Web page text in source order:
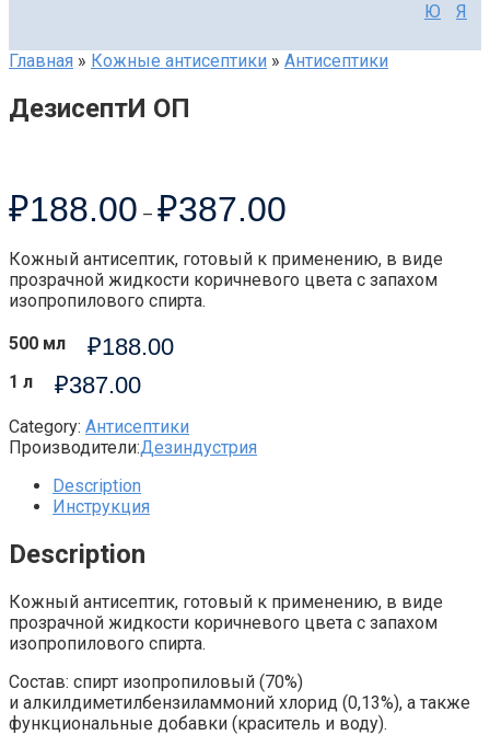
Ю Я
Главная » Кожные антисептики » Антисептики
ДезисептИ ОП
₽188.00 – ₽387.00
Кожный антисептик, готовый к применению, в виде
прозрачной жидкости коричневого цвета с запахом
изопропилового спирта.
500 мл ₽188.00
1 л ₽387.00
Category: Антисептики
Производители:Дезиндустрия
Description
Инструкция
Description
Кожный антисептик, готовый к применению, в виде
прозрачной жидкости коричневого цвета с запахом
изопропилового спирта.
Состав: спирт изопропиловый (70%)
и алкилдиметилбензиламмоний хлорид (0,13%), а также
функциональные добавки (краситель и воду).